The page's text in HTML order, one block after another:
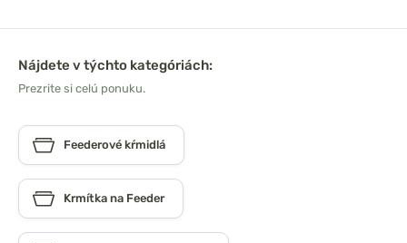
Nájdete v týchto kategóriách:
Prezrite si celú ponuku.
Feederové kŕmidlá
Krmítka na Feeder